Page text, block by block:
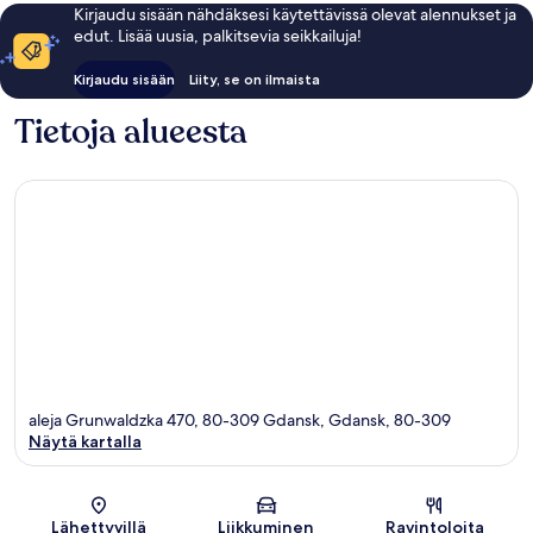
Kirjaudu sisään nähdäksesi käytettävissä olevat alennukset ja
edut. Lisää uusia, palkitsevia seikkailuja!
Kirjaudu sisään Liity, se on ilmaista
Tietoja alueesta
Kartta
aleja Grunwaldzka 470, 80-309 Gdansk, Gdansk, 80-309
Näytä kartalla
Lähettyvillä Liikkuminen Ravintoloita